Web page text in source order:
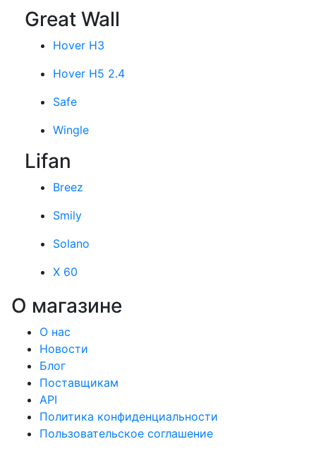
Great Wall
Hover H3
Hover H5 2.4
Safe
Wingle
Lifan
Breez
Smily
Solano
X 60
О магазине
О нас
Новости
Блог
Поставщикам
API
Политика конфиденциальности
Пользовательское соглашение